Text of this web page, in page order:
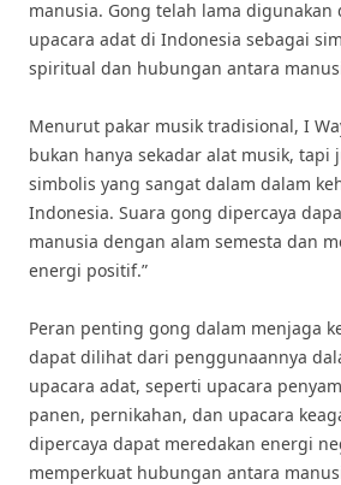
manusia. Gong telah lama digunakan
upacara adat di Indonesia sebagai
spiritual dan hubungan antara
Menurut pakar musik tradisional, I
bukan hanya sekadar alat musik, tapi
simbolis yang sangat dalam dalam
Indonesia. Suara gong dipercaya
manusia dengan alam semesta dan
energi positif.”
Peran penting gong dalam menjaga
dapat dilihat dari penggunaannya
upacara adat, seperti upacara
panen, pernikahan, dan upacara
dipercaya dapat meredakan energi
memperkuat hubungan antara